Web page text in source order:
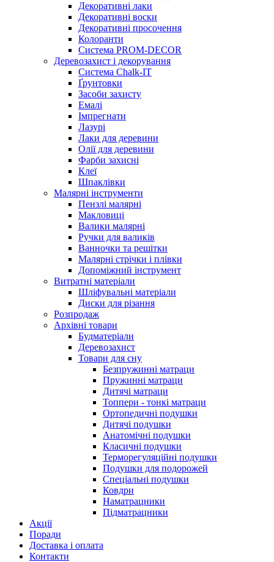
Декоративні лаки
Декоративні воски
Декоративні просочення
Колоранти
Система PROM-DECOR
Деревозахист і декорування
Система Chalk-IT
Ґрунтовки
Засоби захисту
Емалі
Імпрегнати
Лазурі
Лаки для деревини
Олії для деревини
Фарби захисні
Клеї
Шпаклівки
Малярні інструменти
Пензлі малярні
Макловиці
Валики малярні
Ручки для валиків
Ванночки та решітки
Малярні стрічки і плівки
Допоміжний інструмент
Витратні матеріали
Шліфувальні матеріали
Диски для різання
Розпродаж
Архівні товари
Будматеріали
Деревозахист
Товари для сну
Безпружинні матраци
Пружинні матраци
Дитячі матраци
Топпери - тонкі матраци
Ортопедичні подушки
Дитячі подушки
Анатомічні подушки
Класичні подушки
Терморегуляційні подушки
Подушки для подорожей
Спеціальні подушки
Ковдри
Наматрацники
Підматрацники
Акції
Поради
Доставка і оплата
Контакти